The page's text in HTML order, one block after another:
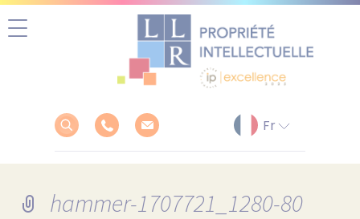
hammer-1707721_1280-80